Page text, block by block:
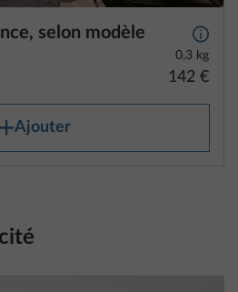
selon modèle Plus
0,3 kg
142 €
Ajouter